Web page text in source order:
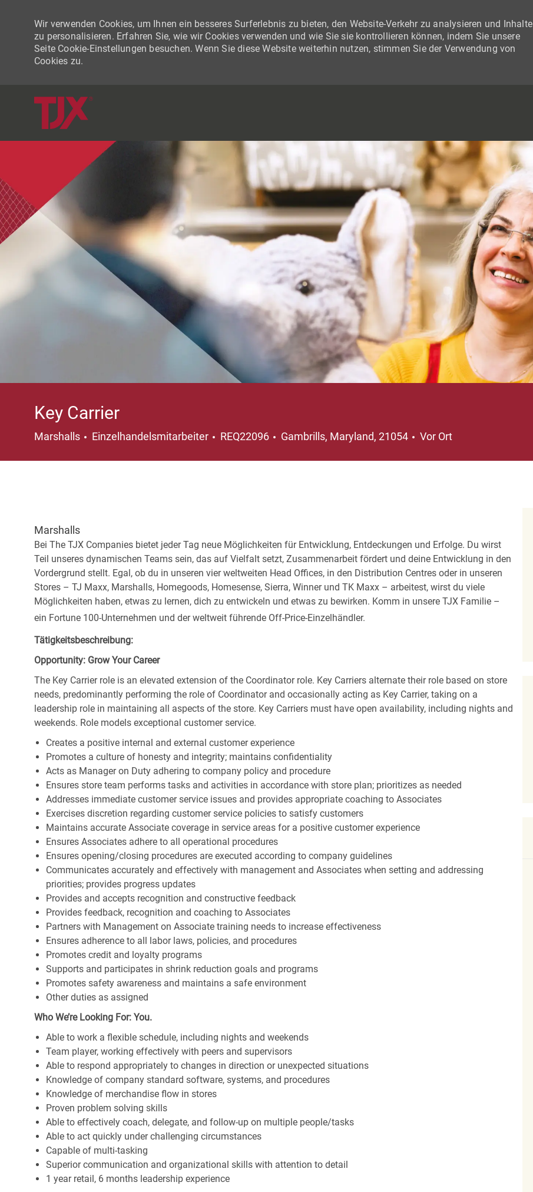
Wir verwenden Cookies, um Ihnen ein besseres Surferlebnis zu bieten, den Website-Verkehr zu analysieren und Inhalte
zu personalisieren. Erfahren Sie, wie wir Cookies verwenden und wie Sie sie kontrollieren können, indem Sie unsere
Seite Cookie-Einstellungen besuchen. Wenn Sie diese Website weiterhin nutzen, stimmen Sie der Verwendung von
Cookies zu.
Key Carrier
Marshalls Kategorie
Einzelhandelsmitarbeiter REQ22096 Ort
Gambrills, Maryland, 21054 Vor Ort
Marshalls
Bei The TJX Companies bietet jeder Tag neue Möglichkeiten für Entwicklung, Entdeckungen und Erfolge. Du wirst
Teil unseres dynamischen Teams sein, das auf Vielfalt setzt, Zusammenarbeit fördert und deine Entwicklung in den
Vordergrund stellt. Egal, ob du in unseren vier weltweiten Head Offices, in den Distribution Centres oder in unseren
Stores – TJ Maxx, Marshalls, Homegoods, Homesense, Sierra, Winner und TK Maxx – arbeitest, wirst du viele
Möglichkeiten haben, etwas zu lernen, dich zu entwickeln und etwas zu bewirken. Komm in unsere TJX Familie –
ein Fortune 100-Unternehmen und der weltweit führende Off-Price-Einzelhändler.
Tätigkeitsbeschreibung:
Opportunity: Grow Your Career
The Key Carrier role is an elevated extension of the Coordinator role. Key Carriers alternate their role based on store
needs, predominantly performing the role of Coordinator and occasionally acting as Key Carrier, taking on a
leadership role in maintaining all aspects of the store. Key Carriers must have open availability, including nights and
weekends. Role models exceptional customer service.
Creates a positive internal and external customer experience
Promotes a culture of honesty and integrity; maintains confidentiality
Acts as Manager on Duty adhering to company policy and procedure
Ensures store team performs tasks and activities in accordance with store plan; prioritizes as needed
Addresses immediate customer service issues and provides appropriate coaching to Associates
Exercises discretion regarding customer service policies to satisfy customers
Maintains accurate Associate coverage in service areas for a positive customer experience
Ensures Associates adhere to all operational procedures
Ensures opening/closing procedures are executed according to company guidelines
Communicates accurately and effectively with management and Associates when setting and addressing
priorities; provides progress updates
Provides and accepts recognition and constructive feedback
Provides feedback, recognition and coaching to Associates
Partners with Management on Associate training needs to increase effectiveness
Ensures adherence to all labor laws, policies, and procedures
Promotes credit and loyalty programs
Supports and participates in shrink reduction goals and programs
Promotes safety awareness and maintains a safe environment
Other duties as assigned
Who We’re Looking For: You.
Able to work a flexible schedule, including nights and weekends
Team player, working effectively with peers and supervisors
Able to respond appropriately to changes in direction or unexpected situations
Knowledge of company standard software, systems, and procedures
Knowledge of merchandise flow in stores
Proven problem solving skills
Able to effectively coach, delegate, and follow-up on multiple people/tasks
Able to act quickly under challenging circumstances
Capable of multi-tasking
Superior communication and organizational skills with attention to detail
1 year retail, 6 months leadership experience